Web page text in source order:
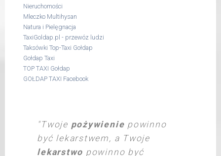
Nieruchomości
Mleczko Multihysan
Natura i Pielęgnacja
TaxiGoldap.pl - przewóz ludzi
Taksówki Top-Taxi Gołdap
Gołdap Taxi
TOP TAXI Gołdap
GOŁDAP TAXI Facebook
"Twoje pożywienie powinno
być lekarstwem, a Twoje
lekarstwo powinno być